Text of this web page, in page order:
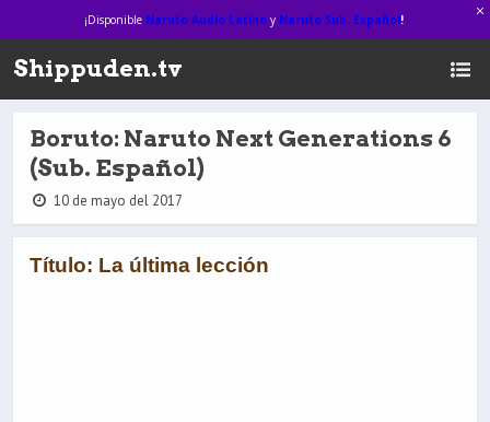
¡Disponible Naruto Audio Latinoy Naruto Sub. Español!
Shippuden.tv
Boruto: Naruto Next Generations 6
(Sub. Español)
10 de mayo del 2017
Título: La última lección